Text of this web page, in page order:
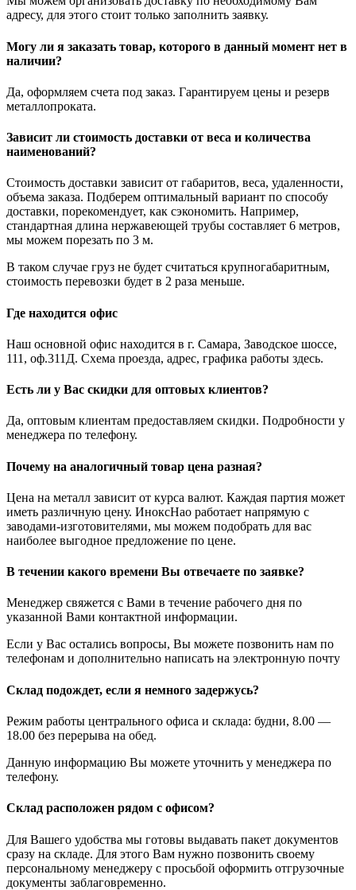
адресу, для этого стоит только заполнить заявку.
Могу ли я заказать товар, которого в данный момент нет в
наличии?
Да, оформляем счета под заказ. Гарантируем цены и резерв
металлопроката.
Зависит ли стоимость доставки от веса и количества
наименований?
Стоимость доставки зависит от габаритов, веса, удаленности,
объема заказа. Подберем оптимальный вариант по способу
доставки, порекомендует, как сэкономить. Например,
стандартная длина нержавеющей трубы составляет 6 метров,
мы можем порезать по 3 м.
В таком случае груз не будет считаться крупногабаритным,
стоимость перевозки будет в 2 раза меньше.
Где находится офис
Наш основной офис находится в г. Самара, Заводское шоссе,
111, оф.311Д. Схема проезда, адрес, графика работы здесь.
Есть ли у Вас скидки для оптовых клиентов?
Да, оптовым клиентам предоставляем скидки. Подробности у
менеджера по телефону.
Почему на аналогичный товар цена разная?
Цена на металл зависит от курса валют. Каждая партия может
иметь различную цену. ИноксНао работает напрямую с
заводами-изготовителями, мы можем подобрать для вас
наиболее выгодное предложение по цене.
В течении какого времени Вы отвечаете по заявке?
Менеджер свяжется с Вами в течение рабочего дня по
указанной Вами контактной информации.
Если у Вас остались вопросы, Вы можете позвонить нам по
телефонам и дополнительно написать на электронную почту
Склад подождет, если я немного задержусь?
Режим работы центрального офиса и склада: будни, 8.00 —
18.00 без перерыва на обед.
Данную информацию Вы можете уточнить у менеджера по
телефону.
Склад расположен рядом с офисом?
Для Вашего удобства мы готовы выдавать пакет документов
сразу на складе. Для этого Вам нужно позвонить своему
персональному менеджеру с просьбой оформить отгрузочные
документы заблаговременно.